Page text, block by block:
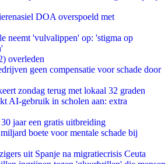
DOA overspoeld met
neemt 'vulvalippen' op: 'stigma op
overleden
geen compensatie voor schade door
zondag terug met lokaal 32 graden
AI-gebruik in scholen aan: extra
jaar een gratis uitbreiding
boete voor mentale schade bij
uit Spanje na migratiecrisis Ceuta